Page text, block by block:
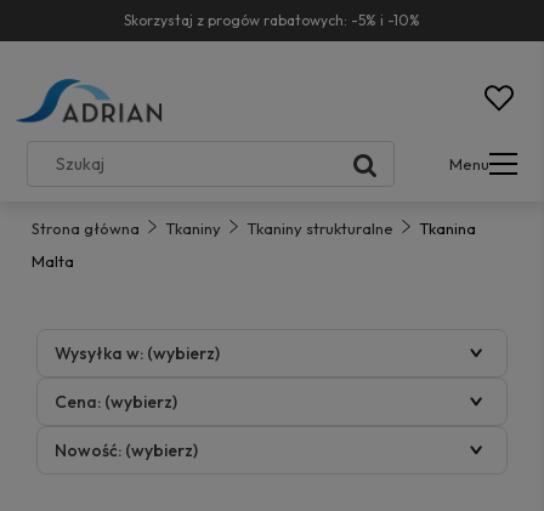
Skorzystaj z progów rabatowych: -5% i -10%
Menu
Strona główna Tkaniny Tkaniny strukturalne
Tkanina
Malta
Wysyłka w: (wybierz)
Cena: (wybierz)
Nowość: (wybierz)